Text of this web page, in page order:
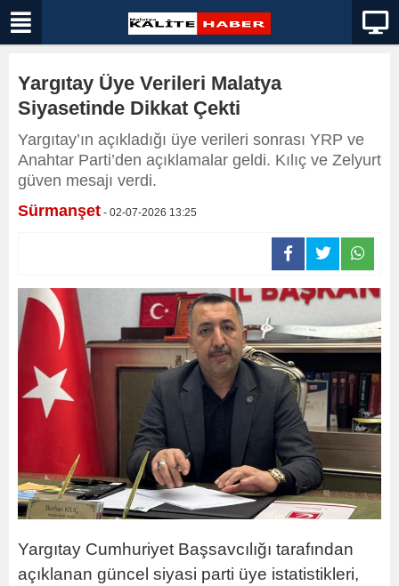
Yargıtay Üye Verileri Malatya
Siyasetinde Dikkat Çekti
Yargıtay’ın açıkladığı üye verileri sonrası YRP ve
Anahtar Parti’den açıklamalar geldi. Kılıç ve Zelyurt
güven mesajı verdi.
Sürmanşet - 02-07-2026 13:25
Yargıtay Cumhuriyet Başsavcılığı tarafından
açıklanan güncel siyasi parti üye istatistikleri,